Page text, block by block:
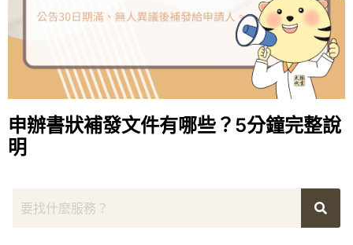
申辦書狀補發文件有哪些？5分鐘完整說
明